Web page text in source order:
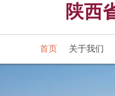
首页 关于我们